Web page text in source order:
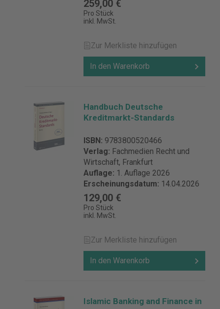
259,00 €
Pro Stück
inkl. MwSt.
Zur Merkliste hinzufügen
In den Warenkorb
Handbuch Deutsche
Kreditmarkt-Standards
ISBN: 9783800520466
Verlag: Fachmedien Recht und
Wirtschaft, Frankfurt
Auflage: 1. Auflage 2026
Erscheinungsdatum: 14.04.2026
129,00 €
Pro Stück
inkl. MwSt.
Zur Merkliste hinzufügen
In den Warenkorb
Islamic Banking and Finance in